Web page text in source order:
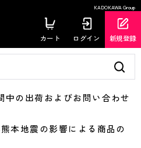
KADOKAWA Group
カート ログイン 新規登録
の出荷およびお問い合わせ
地震の影響による商品の